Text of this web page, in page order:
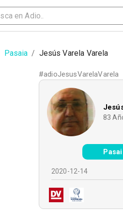
Pasaia / Jesús Varela Varela
#adioJesusVarelaVarela
83
2020-12-14